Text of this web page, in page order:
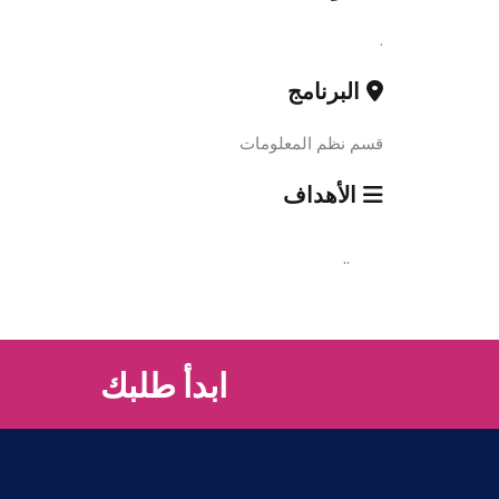
.
البرنامج
قسم نظم المعلومات
الأهداف
..
ابدأ طلبك